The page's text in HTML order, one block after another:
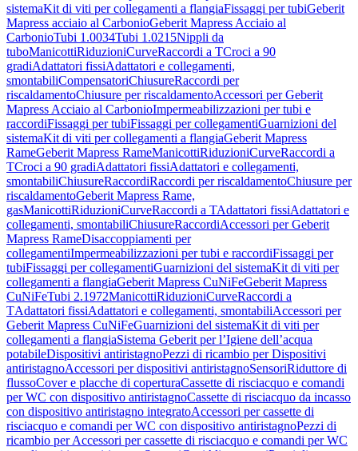
sistemaKit di viti per collegamenti a flangiaFissaggi per tubiGeberit
Mapress acciaio al CarbonioGeberit Mapress Acciaio al
CarbonioTubi 1.0034Tubi 1.0215Nippli da
tuboManicottiRiduzioniCurveRaccordi a TCroci a 90
gradiAdattatori fissiAdattatori e collegamenti,
smontabiliCompensatoriChiusureRaccordi per
riscaldamentoChiusure per riscaldamentoAccessori per Geberit
Mapress Acciaio al CarbonioImpermeabilizzazioni per tubi e
raccordiFissaggi per tubiFissaggi per collegamentiGuarnizioni del
sistemaKit di viti per collegamenti a flangiaGeberit Mapress
RameGeberit Mapress RameManicottiRiduzioniCurveRaccordi a
TCroci a 90 gradiAdattatori fissiAdattatori e collegamenti,
smontabiliChiusureRaccordiRaccordi per riscaldamentoChiusure per
riscaldamentoGeberit Mapress Rame,
gasManicottiRiduzioniCurveRaccordi a TAdattatori fissiAdattatori e
collegamenti, smontabiliChiusureRaccordiAccessori per Geberit
Mapress RameDisaccoppiamenti per
collegamentiImpermeabilizzazioni per tubi e raccordiFissaggi per
tubiFissaggi per collegamentiGuarnizioni del sistemaKit di viti per
collegamenti a flangiaGeberit Mapress CuNiFeGeberit Mapress
CuNiFeTubi 2.1972ManicottiRiduzioniCurveRaccordi a
TAdattatori fissiAdattatori e collegamenti, smontabiliAccessori per
Geberit Mapress CuNiFeGuarnizioni del sistemaKit di viti per
collegamenti a flangiaSistema Geberit per l’Igiene dell’acqua
potabileDispositivi antiristagnoPezzi di ricambio per Dispositivi
antiristagnoAccessori per dispositivi antiristagnoSensoriRiduttore di
flussoCover e placche di coperturaCassette di risciacquo e comandi
per WC con dispositivo antiristagnoCassette di risciacquo da incasso
con dispositivo antiristagno integratoAccessori per cassette di
risciacquo e comandi per WC con dispositivo antiristagnoPezzi di
ricambio per Accessori per cassette di risciacquo e comandi per WC